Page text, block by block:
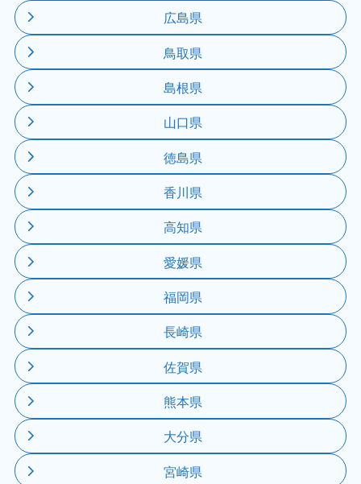
広島県
鳥取県
島根県
山口県
徳島県
香川県
高知県
愛媛県
福岡県
長崎県
佐賀県
熊本県
大分県
宮崎県